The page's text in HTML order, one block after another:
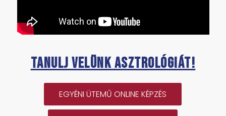
Tanulj velünk asztrológiát!
EGYÉNI ÜTEMŰ ONLINE KÉPZÉS